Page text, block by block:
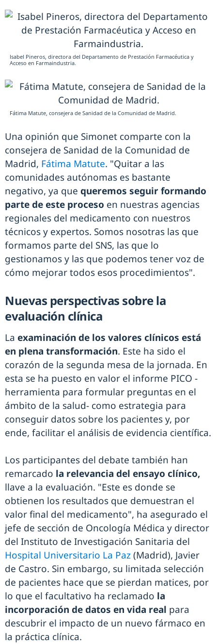
Isabel Pineros, directora del Departamento de Prestación Farmacéutica y
Acceso en Farmaindustria.
Fátima Matute, consejera de Sanidad de la Comunidad de Madrid.
Una opinión que Simonet comparte con la
consejera de Sanidad de la Comunidad de
Madrid, Fátima Matute. "Quitar a las
comunidades autónomas es bastante
negativo, ya que queremos seguir formando
parte de este proceso en nuestras agencias
regionales del medicamento con nuestros
técnicos y expertos. Somos nosotras las que
formamos parte del SNS, las que lo
gestionamos y las que podemos tener voz de
cómo mejorar todos esos procedimientos".
Nuevas perspectivas sobre la
evaluación clínica
La examinación de los valores clínicos está
en plena transformación. Este ha sido el
corazón de la segunda mesa de la jornada. En
esta se ha puesto en valor el informe PICO -
herramienta para formular preguntas en el
ámbito de la salud- como estrategia para
conseguir datos sobre los pacientes y, por
ende, facilitar el análisis de evidencia científica.
Los participantes del debate también han
remarcado la relevancia del ensayo clínico,
llave a la evaluación. "Este es donde se
obtienen los resultados que demuestran el
valor final del medicamento", ha asegurado el
jefe de sección de Oncología Médica y director
del Instituto de Investigación Sanitaria del
Hospital Universitario La Paz(Madrid), Javier
de Castro. Sin embargo, su limitada selección
de pacientes hace que se pierdan matices, por
lo que el facultativo ha reclamado la
incorporación de datos en vida real para
descubrir el impacto de un nuevo fármaco en
la práctica clínica.